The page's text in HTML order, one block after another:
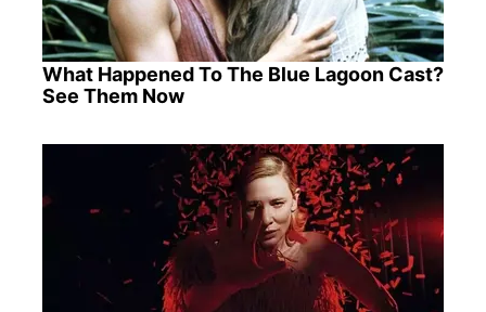
What Happened To The Blue Lagoon Cast?
See Them Now